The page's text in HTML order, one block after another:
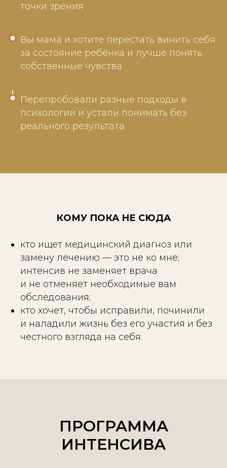
точки зрения
Вы мама и хотите перестать винить себя
за состояние ребёнка и лучше понять
собственные чувства
Перепробовали разные подходы в
психологии и устали понимать без
реального результата
КОМУ ПОКА НЕ СЮДА
кто ищет медицинский диагноз или
замену лечению — это не ко мне;
интенсив не заменяет врача
и не отменяет необходимые вам
обследования;
кто хочет, чтобы исправили, починили
и наладили жизнь без его участия и без
честного взгляда на себя.
ПРОГРАММА
ИНТЕНСИВА